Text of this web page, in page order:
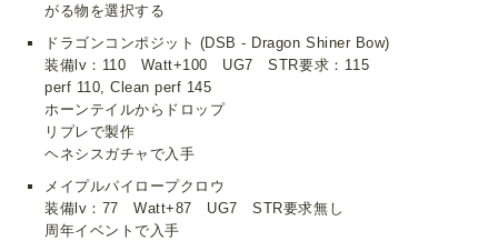
がる物を選択する
ドラゴンコンポジット (DSB - Dragon Shiner Bow)
装備lv：110 Watt+100 UG7 STR要求：115
perf 110, Clean perf 145
ホーンテイルからドロップ
リプレで製作
ヘネシスガチャで入手
メイプルパイロープクロウ
装備lv：77 Watt+87 UG7 STR要求無し
周年イベントで入手